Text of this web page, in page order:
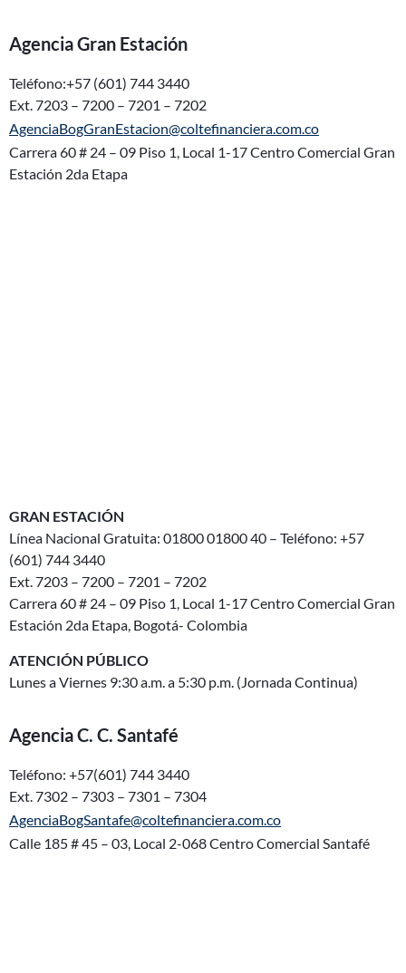
Agencia Gran Estación
Teléfono:+57 (601) 744 3440
Ext. 7203 – 7200 – 7201 – 7202
AgenciaBogGranEstacion@coltefinanciera.com.co
Carrera 60 # 24 – 09 Piso 1, Local 1-17 Centro Comercial Gran
Estación 2da Etapa
GRAN ESTACIÓN
Línea Nacional Gratuita: 01800 01800 40 – Teléfono: +57
(601) 744 3440
Ext. 7203 – 7200 – 7201 – 7202
Carrera 60 # 24 – 09 Piso 1, Local 1-17 Centro Comercial Gran
Estación 2da Etapa, Bogotá- Colombia
ATENCIÓN PÚBLICO
Lunes a Viernes 9:30 a.m. a 5:30 p.m. (Jornada Continua)
Agencia C. C. Santafé
Teléfono: +57(601) 744 3440
Ext. 7302 – 7303 – 7301 – 7304
AgenciaBogSantafe@coltefinanciera.com.co
Calle 185 # 45 – 03, Local 2-068 Centro Comercial Santafé